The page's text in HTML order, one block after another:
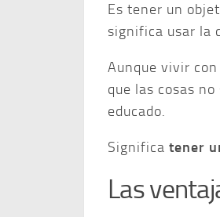
Es tener un
significa usar la
Aunque vivir con
que las cosas
educado.
Significa tener
Las